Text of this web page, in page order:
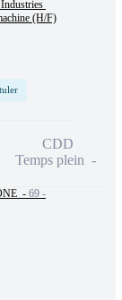
(H/F)
- 69 -
CDD
Temps plein